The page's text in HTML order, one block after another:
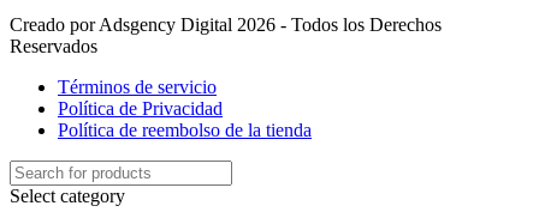
Creado por Adsgency Digital 2026 - Todos los Derechos
Reservados
Términos de servicio
Política de Privacidad
Política de reembolso de la tienda
Select category